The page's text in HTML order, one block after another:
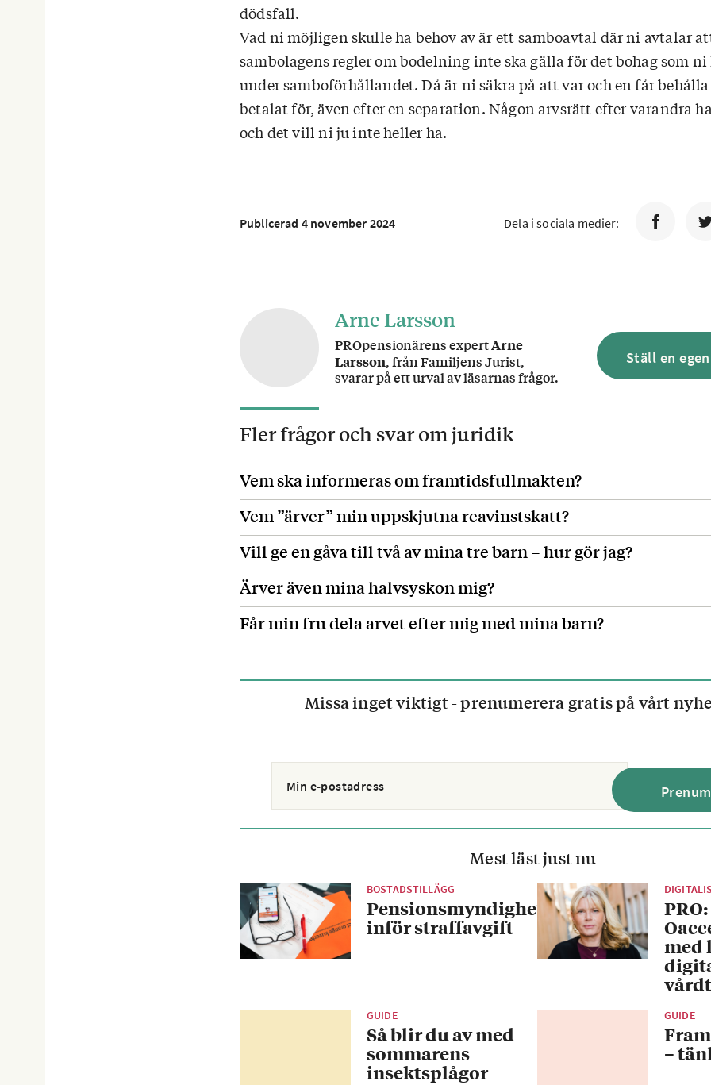
dödsfall.
Vad ni möjligen skulle ha behov av är ett samboavtal där ni avtalar
sambolagens regler om bodelning inte ska gälla för det bohag som
under samboförhållandet. Då är ni säkra på att var och en får
betalat för, även efter en separation. Någon arvsrätt efter varandra
och det vill ni ju inte heller ha.
Publicerad 4 november 2024 Dela i sociala medier:
Arne Larsson
PROpensionärens expertArne
Larsson, från Familjens Jurist,
svarar på ett urval av läsarnas frågor.
Ställ en
Fler frågor och svar omjuridik
Vem ska informeras om framtidsfullmakten?
Vem ”ärver” min uppskjutna reavinstskatt?
Vill ge en gåva till två av mina tre barn – hur gör jag?
Ärver även mina halvsyskon mig?
Får min fru dela arvet efter mig med mina barn?
Missa inget viktigt - prenumerera gratis på vårt
Mest läst just nu
BOSTADSTILLÄGG
Pensionsmyndigheten
inför straffavgift
PRO:
med
GUIDE
Så blir du av med
sommarens
insektsplågor
GUIDE
–